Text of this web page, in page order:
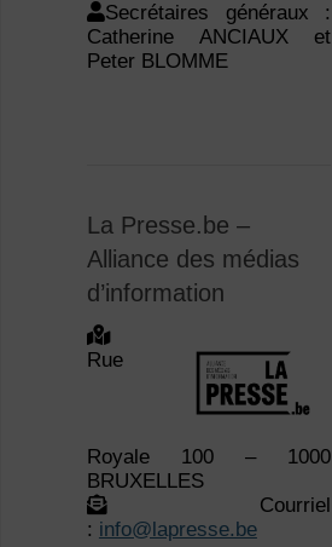
Secrétaires généraux :
Catherine ANCIAUX et
Peter BLOMME
La Presse.be –
Alliance des médias
d’information
Rue
Royale 100 – 1000
BRUXELLES
Courriel
: info@lapresse.be